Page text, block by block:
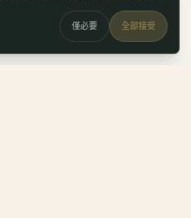
僅必要 全部接受